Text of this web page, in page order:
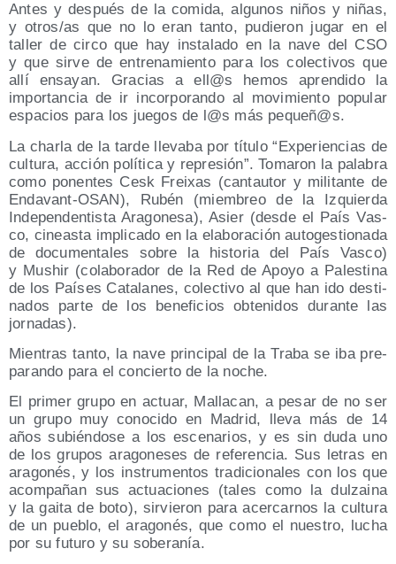
Antes y des­pués de la comi­da, algu­nos niños y niñas,
y otros/​as que no lo eran tan­to, pudie­ron jugar en el
taller de cir­co que hay ins­ta­la­do en la nave del CSO
y que sir­ve de entre­na­mien­to para los colec­ti­vos que
allí ensa­yan. Gra­cias a ell@s hemos apren­di­do la
impor­tan­cia de ir incor­po­ran­do al movi­mien­to popu­lar
espa­cios para los jue­gos de l@s más pequeñ@s.
La char­la de la tar­de lle­va­ba por títu­lo “Expe­rien­cias de
cul­tu­ra, acción polí­ti­ca y repre­sión”. Toma­ron la pala­bra
como ponen­tes Cesk Frei­xas (can­tau­tor y mili­tan­te de
Enda­vant-OSAN), Rubén (miem­breo de la Izquier­da
Inde­pen­den­tis­ta Ara­go­ne­sa), Asier (des­de el País Vas­
co, cineas­ta impli­ca­do en la ela­bo­ra­ción auto­ges­tio­na­da
de docu­men­ta­les sobre la his­to­ria del País Vas­co)
y Mushir (cola­bo­ra­dor de la Red de Apo­yo a Pales­ti­na
de los Paí­ses Cata­la­nes, colec­ti­vo al que han ido des­ti­
na­dos par­te de los bene­fi­cios obte­ni­dos duran­te las
jornadas).
Mien­tras tan­to, la nave prin­ci­pal de la Tra­ba se iba pre­
pa­ran­do para el con­cier­to de la noche.
El pri­mer gru­po en actuar, Malla­can, a pesar de no ser
un gru­po muy cono­ci­do en Madrid, lle­va más de 14
años subién­do­se a los esce­na­rios, y es sin duda uno
de los gru­pos ara­go­ne­ses de refe­ren­cia. Sus letras en
ara­go­nés, y los ins­tru­men­tos tra­di­cio­na­les con los que
acom­pa­ñan sus actua­cio­nes (tales como la dul­zai­na
y la gai­ta de boto), sir­vie­ron para acer­car­nos la cul­tu­ra
de un pue­blo, el ara­go­nés, que como el nues­tro, lucha
por su futu­ro y su soberanía.